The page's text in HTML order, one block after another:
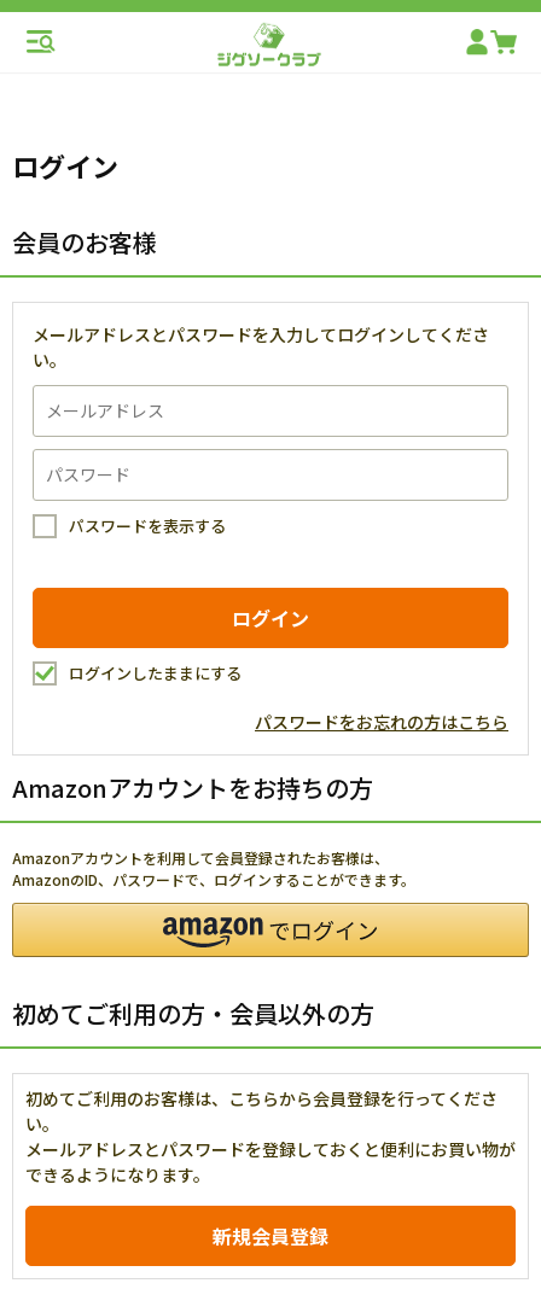
ログイン
会員のお客様
メールアドレスとパスワードを入力してログインしてくださ
い。
パスワードを表示する
ログインしたままにする
パスワードをお忘れの方はこちら
Amazonアカウントをお持ちの方
Amazonアカウントを利用して会員登録されたお客様は、
AmazonのID、パスワードで、ログインすることができます。
初めてご利用の方・会員以外の方
初めてご利用のお客様は、こちらから会員登録を行ってくださ
い。
メールアドレスとパスワードを登録しておくと便利にお買い物が
できるようになります。